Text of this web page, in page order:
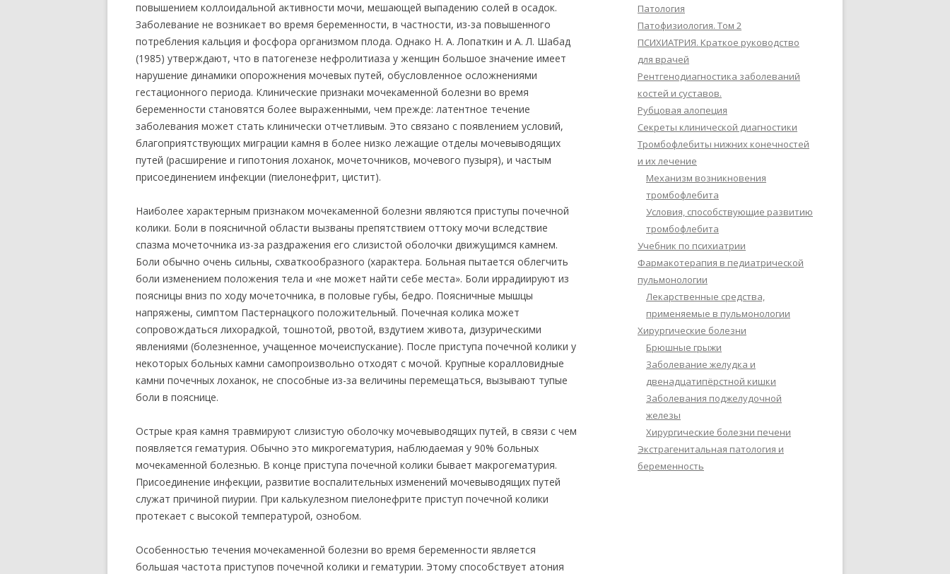
повышением коллоидальной активности мочи, мешающей выпадению солей в осадок.
Заболевание не возникает во время беременности, в частности, из-за повышенного
потребления кальция и фосфора организмом плода. Однако Н. А. Лопаткин и А. Л. Шабад
(1985) утверждают, что в патогенезе нефролитиаза у женщин большое значение имеет
нарушение динамики опорожнения мочевых путей, обусловленное осложнениями
гестационного периода. Клинические признаки мочекаменной болезни во время
беременности становятся более выраженными, чем прежде: латентное течение
заболевания может стать клинически отчетливым. Это связано с появлением условий,
благоприятствующих миграции камня в более низко лежащие отделы мочевыводящих
путей (расширение и гипотония лоханок, мочеточников, мочевого пузыря), и частым
присоединением инфекции (пиелонефрит, цистит).
Наиболее характерным признаком мочекаменной болезни являются приступы почечной
колики. Боли в поясничной области вызваны препятствием оттоку мочи вследствие
спазма мочеточника из-за раздражения его слизистой оболочки движущимся камнем.
Боли обычно очень сильны, схваткообразного (характера. Больная пытается облегчить
боли изменением положения тела и «не может найти себе места». Боли иррадиируют из
поясницы вниз по ходу мочеточника, в половые губы, бедро. Поясничные мышцы
напряжены, симптом Пастернацкого положительный. Почечная колика может
сопровождаться лихорадкой, тошнотой, рвотой, вздутием живота, дизурическими
явлениями (болезненное, учащенное мочеиспускание). После приступа почечной колики у
некоторых больных камни самопроизвольно отходят с мочой. Крупные коралловидные
камни почечных лоханок, не способные из-за величины перемещаться, вызывают тупые
боли в пояснице.
Острые края камня травмируют слизистую оболочку мочевыводящих путей, в связи с чем
появляется гематурия. Обычно это микрогематурия, наблюдаемая у 90% больных
мочекаменной болезнью. В конце приступа почечной колики бывает макрогематурия.
Присоединение инфекции, развитие воспалительных изменений мочевыводящих путей
служат причиной пиурии. При калькулезном пиелонефрите приступ почечной колики
протекает с высокой температурой, ознобом.
Особенностью течения мочекаменной болезни во время беременности является
большая частота приступов почечной колики и гематурии. Этому способствует атония
Патология
Патофизиология. Том 2
ПСИХИАТРИЯ. Краткое руководство
для врачей
Рентгенодиагностика заболеваний
костей и суставов.
Рубцовая алопеция
Секреты клинической диагностики
Тромбофлебиты нижних конечностей
и их лечение
Механизм возникновения
тромбофлебита
Условия, способствующие развитию
тромбофлебита
Учебник по психиатрии
Фармакотерапия в педиатрической
пульмонологии
Лекарственные средства,
применяемые в пульмонологии
Хирургические болезни
Брюшные грыжи
Заболевание желудка и
двенадцатипёрстной кишки
Заболевания поджелудочной
железы
Хирургические болезни печени
Экстрагенитальная патология и
беременность